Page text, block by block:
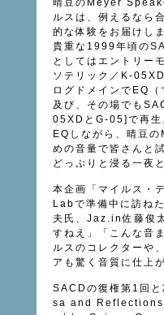
晴豆のMeyer
ルスは、例えるなら
的な体験をお届けしま
貴重な1999年頃の
としてはエントリー
ソテリック／K-
ログドメインでEQ
及び、その場でも
05XDとG-05]で再生
EQしながら、晴豆
めの音量で皆さんと
どっぷりと浸る一夜
本企画「マイルス・
Labで準備中に訪ね
夫氏、Jaz.in佐藤俊
すねえ」「こんな音
ルスのコレクターや
アも驚く音質に仕上
SACDの復権第1回
sa and